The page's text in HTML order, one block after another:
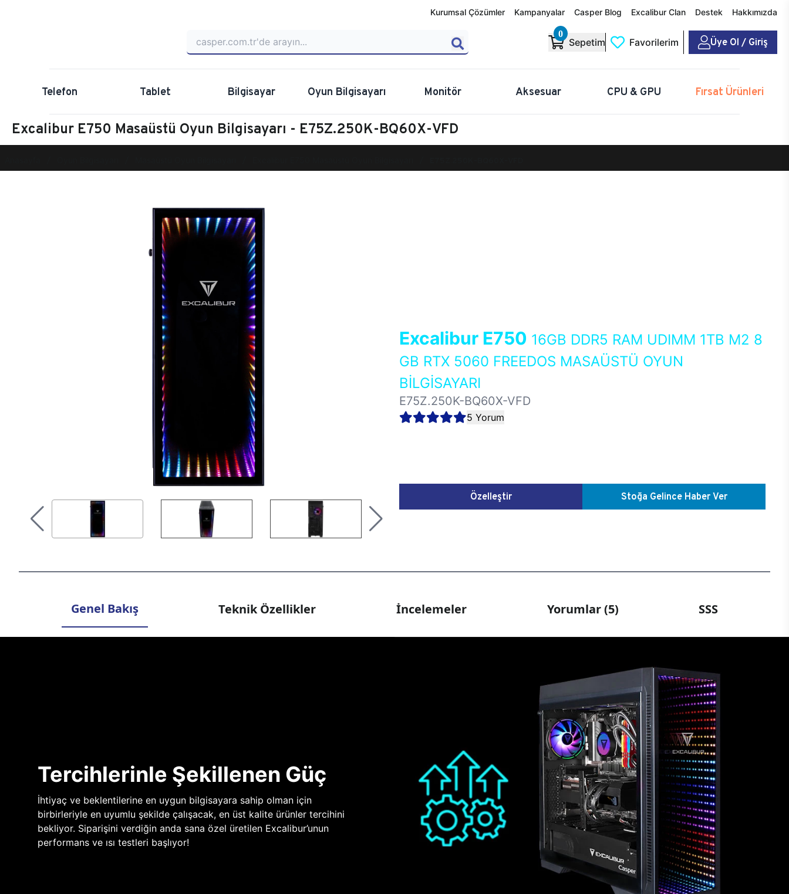
Kurumsal Çözümler Kampanyalar Casper Blog Excalibur Clan Destek Hakkımızda
0
Sepetim Favorilerim Üye Ol / Giriş
Telefon Tablet Bilgisayar Oyun Bilgisayarı Monitör Aksesuar CPU & GPU Fırsat Ürünleri
Excalibur E750 Masaüstü Oyun Bilgisayarı - E75Z.250K-BQ60X-VFD
Excalibur E750 16GB DDR5 RAM UDIMM 1TB M2 8
GB RTX 5060 FREEDOS MASAÜSTÜ OYUN
BİLGİSAYARI
E75Z.250K-BQ60X-VFD
5 Yorum
Özelleştir Stoğa Gelince Haber Ver
Genel Bakış Teknik Özellikler İncelemeler Yorumlar (5) SSS
Tercihlerinle Şekillenen Güç
İhtiyaç ve beklentilerine en uygun bilgisayara sahip olman için
birbirleriyle en uyumlu şekilde çalışacak, en üst kalite ürünler tercihini
bekliyor. Siparişini verdiğin anda sana özel üretilen Excalibur’unun
performans ve ısı testleri başlıyor!